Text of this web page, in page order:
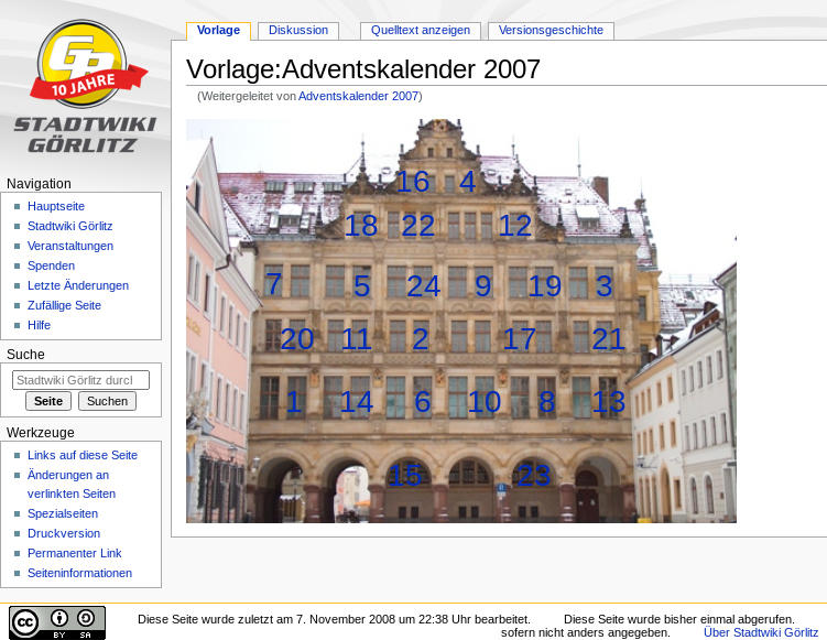
Vorlage:Adventskalender 2007
(Weitergeleitet vonAdventskalender 2007)
Navigation
springen
Suche
springen
1
2
3
4
5
6
7
8
9
10
11
12
13
14
15
16
17
18
19
20
21
22
23
24
Vorlage Diskussion Quelltext anzeigen Versionsgeschichte
Navigation
Hauptseite
Stadtwiki Görlitz
Veranstaltungen
Spenden
Letzte Änderungen
Zufällige Seite
Hilfe
Suche
Werkzeuge
Links auf diese Seite
Änderungen an
verlinkten Seiten
Spezialseiten
Druckversion
Permanenter Link
Seiten­informationen
Diese Seite wurde zuletzt am 7. November 2008 um 22:38 Uhr bearbeitet. Diese Seite wurde bisher einmal abgerufen.
sofern nicht anders angegeben.
Über Stadtwiki Görlitz